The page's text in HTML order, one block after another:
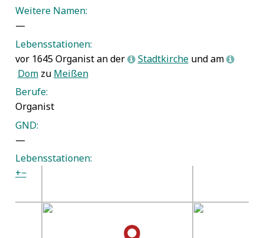
Weitere Namen:
—
Lebensstationen:
vor 1645 Organist an der L Stadtkircheund am L
Domzu Meißen
Berufe:
Organist
GND:
—
Lebensstationen:
+−